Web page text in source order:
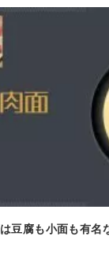
豆腐も小面も有名